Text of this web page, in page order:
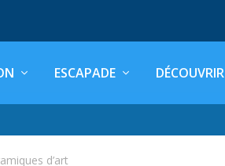
ESCAPADE DÉCOUVRIR
d’art